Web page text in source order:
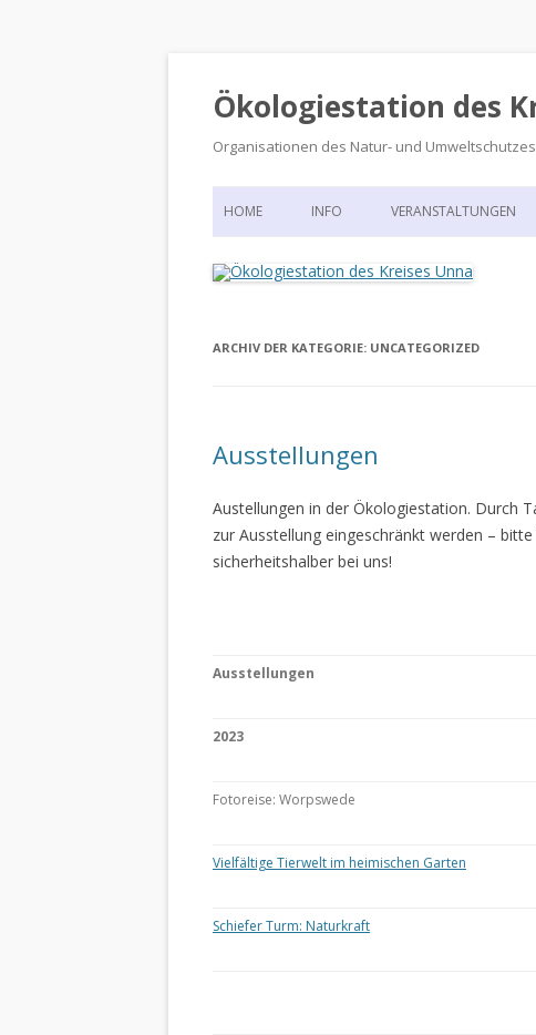
Ökologiestation des
Organisationen des Natur- und
HOME INFO VERANSTALTUNGEN
ARCHIV DER KATEGORIE: UNCATEGORIZED
Ausstellungen
Austellungen in der Ökologiestation. Durch
zur Ausstellung eingeschränkt werden –
sicherheitshalber bei uns!
Ausstellungen
2023
Fotoreise: Worpswede
Vielfältige Tierwelt im heimischen Garten
Schiefer Turm: Naturkraft